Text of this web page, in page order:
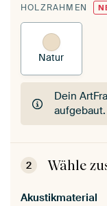
HOLZRAHMEN
Natur
Dein
aufgebaut.
Dein
2 Wähle
Akustikmaterial